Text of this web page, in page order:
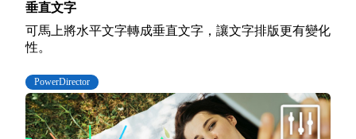
垂直文字
可馬上將水平文字轉成垂直文字，讓文字排版更有變化
性。
PowerDirector